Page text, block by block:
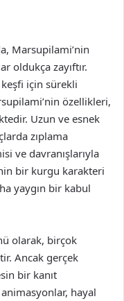
Marsupilami’nin
oldukça zayıftır.
için sürekli
özellikleri,
Uzun ve esnek
zıplama
ve davranışlarıyla
bir kurgu karakteri
yaygın bir kabul
olarak, birçok
Ancak gerçek
bir kanıt
hayal